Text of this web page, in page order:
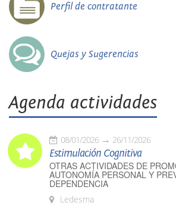
Perfil de contratante
Quejas y Sugerencias
Agenda actividades
08/01/2026 26/11/2026
Estimulación Cognitiva
OTRAS ACTIVIDADES DE
AUTONOMÍA PERSONAL Y
DEPENDENCIA
Ledesma